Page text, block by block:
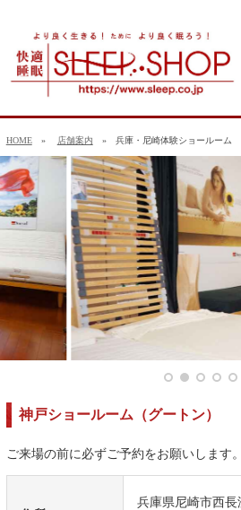
HOME» 店舗案内 » 兵庫・尼崎体験ショールーム
神戸ショールーム（グートン）
ご来場の前に必ずご予約をお願いします。
兵庫県尼崎市西長